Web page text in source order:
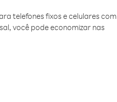
telefones fixos e celulares com
você pode economizar nas